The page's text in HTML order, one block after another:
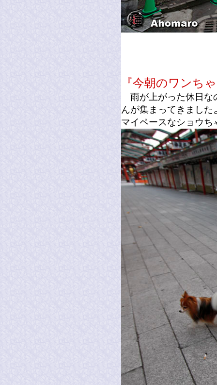
『今朝のワンち
雨が上がった休日な
んが集まってきまし
マイペースなショウち